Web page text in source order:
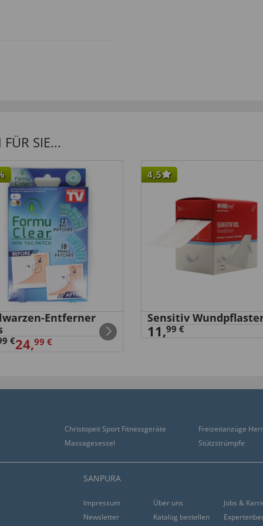
da sie überhaupt
ganz andere. Nach
Ohr wieder normal hören.
die Lieferung sowie
sehr zufrieden und
sehr hilfreich.”
SIE...
Entferner
€24,99 €
4,5
Sensitiv
11,99 €
Christopeit Sport Fitnessgeräte
Freizeitanzüge
Massagesessel Stützstrümpfe
SANPURA
Impressum Über uns
Jobs &
Newsletter
Katalog bestellen